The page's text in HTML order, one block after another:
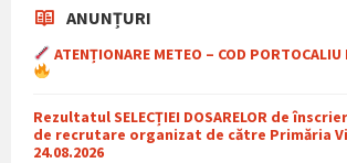
ANUNȚURI
ATENȚIONARE METEO – COD PORTOCALIU
Rezultatul SELECȚIEI DOSARELOR de
de recrutare organizat de către Primăria
24.08.2026